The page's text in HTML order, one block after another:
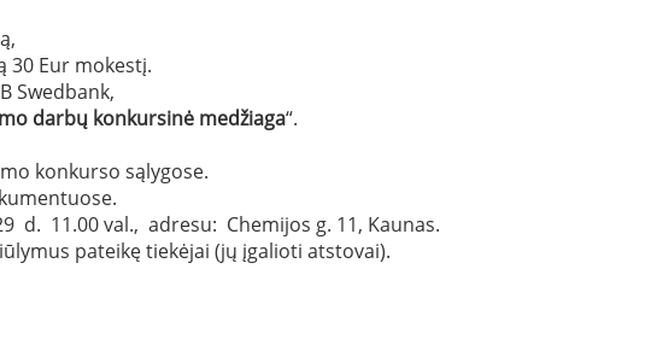
30 Eur mokestį.
Swedbank,
darbų konkursinė medžiaga“.
konkurso sąlygose.
d. 11.00 val., adresu: Chemijos g. 11, Kaunas.
pateikę tiekėjai (jų įgalioti atstovai).